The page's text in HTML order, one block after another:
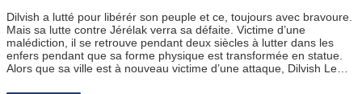
Dilvish a lutté pour libérér son peuple et ce, toujours avec bravoure.
Mais sa lutte contre Jérélak verra sa défaite. Victime d’une
malédiction, il se retrouve pendant deux siècles à lutter dans les
enfers pendant que sa forme physique est transformée en statue.
Alors que sa ville est à nouveau victime d’une attaque, Dilvish Le…